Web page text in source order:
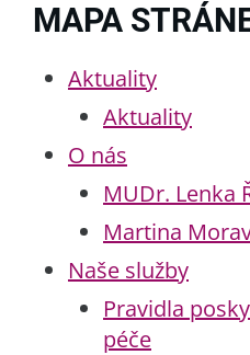
MAPA
Aktuality
Aktuality
O nás
MUDr. Lenka
Martina
Naše služby
Pravidla
péče